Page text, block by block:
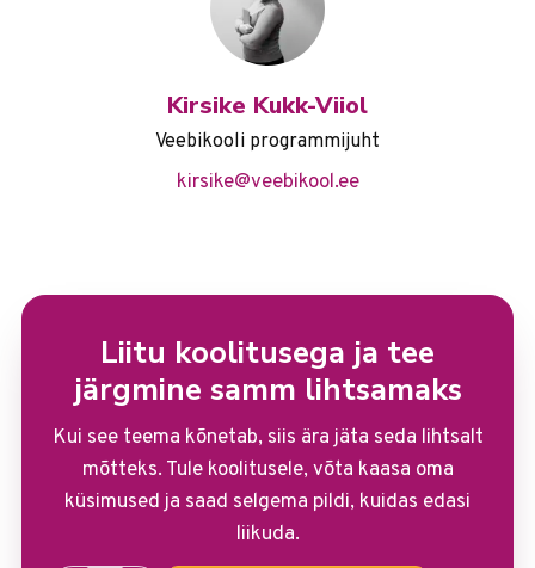
Kirsike Kukk-Viiol
Veebikooli programmijuht
kirsike@veebikool.ee
Liitu koolitusega ja tee
järgmine samm lihtsamaks
Kui see teema kõnetab, siis ära jäta seda lihtsalt
mõtteks. Tule koolitusele, võta kaasa oma
küsimused ja saad selgema pildi, kuidas edasi
liikuda.